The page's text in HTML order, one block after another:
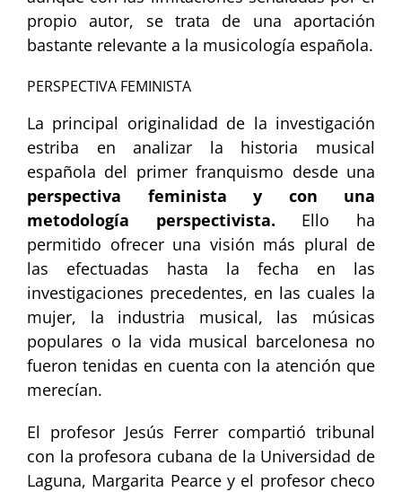
propio autor, se trata de una aportación
bastante relevante a la musicología española.
PERSPECTIVA FEMINISTA
La principal originalidad de la investigación
estriba en analizar la historia musical
española del primer franquismo desde una
perspectiva feminista y con una
metodología perspectivista. Ello ha
permitido ofrecer una visión más plural de
las efectuadas hasta la fecha en las
investigaciones precedentes, en las cuales la
mujer, la industria musical, las músicas
populares o la vida musical barcelonesa no
fueron tenidas en cuenta con la atención que
merecían.
El profesor Jesús Ferrer compartió tribunal
con la profesora cubana de la Universidad de
Laguna, Margarita Pearce y el profesor checo